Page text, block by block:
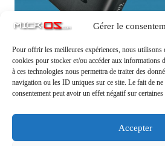
Gérer le
Pour offrir les meilleures expériences, nous utilisons
cookies pour stocker et/ou accéder aux informations
à ces technologies nous permettra de traiter des
navigation ou les ID uniques sur ce site. Le fait de
consentement peut avoir un effet négatif sur
Accepter
NGS Batterie externe USB
10000mAh 22,5W
En savoir plus